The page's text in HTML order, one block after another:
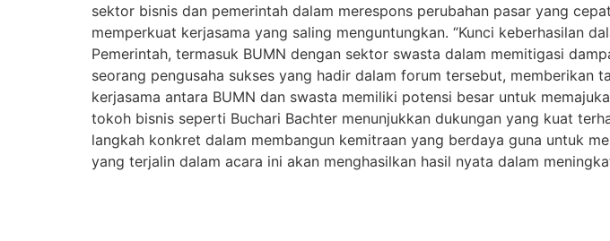
sektor bisnis dan pemerintah dalam merespons perubahan pasar yang
memperkuat kerjasama yang saling menguntungkan. “Kunci keberhasilan
Pemerintah, termasuk BUMN dengan sektor swasta dalam memitigasi
seorang pengusaha sukses yang hadir dalam forum tersebut,
kerjasama antara BUMN dan swasta memiliki potensi besar untuk
tokoh bisnis seperti Buchari Bachter menunjukkan dukungan yang kuat
langkah konkret dalam membangun kemitraan yang berdaya guna untuk
yang terjalin dalam acara ini akan menghasilkan hasil nyata dalam